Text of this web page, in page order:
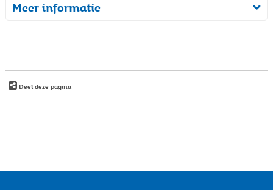
Meer informatie
Deel deze pagina